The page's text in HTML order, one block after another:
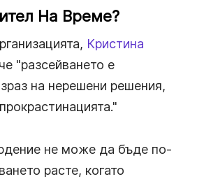
На Време?
Кристина
"разсейването е
на нерешени решения,
не може да бъде по-
расте, когато